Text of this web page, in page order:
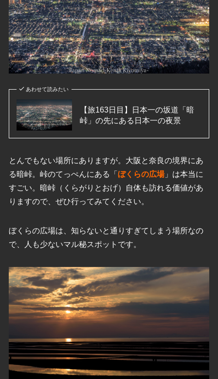
あわせて読みたい
【旅163日目】日本一の坂道「暗
峠」の先にある日本一の夜景
とんでもない場所にありますが。大阪と奈良の境界にあ
る暗峠。峠のてっぺんにある「 ぼくらの広場」は本当に
すごい。暗峠（くらがりとおげ）自体も訪れる価値があ
りますので、ぜひ行ってみてください。
ぼくらの広場は、知らないと通りすぎてしまう場所なの
で、人も少ないマル秘スポットです。